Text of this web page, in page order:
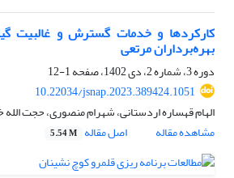
کارکردها و خدمات گسترش و غالبیت
بهره‌برداران مرتعی
دوره 3، شماره 2، دی 1402، صفحه
1-12
10.22034/jsnap.2023.389424.1051
الهام قهساره اردستانی، شهرام منصوری، حجت
مشاهده مقاله
اصل مقاله 5.54 M